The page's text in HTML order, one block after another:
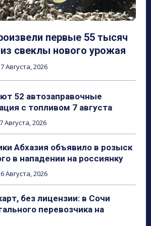
первые 55 тысяч
свеклы нового урожая
7 Августа, 2026
52 автозаправочные
с топливом 7 августа
7 Августа, 2026
Абхазия объявило в розыск
в нападении на россиянку
6 Августа, 2026
без лицензии: в Сочи
перевозчика на